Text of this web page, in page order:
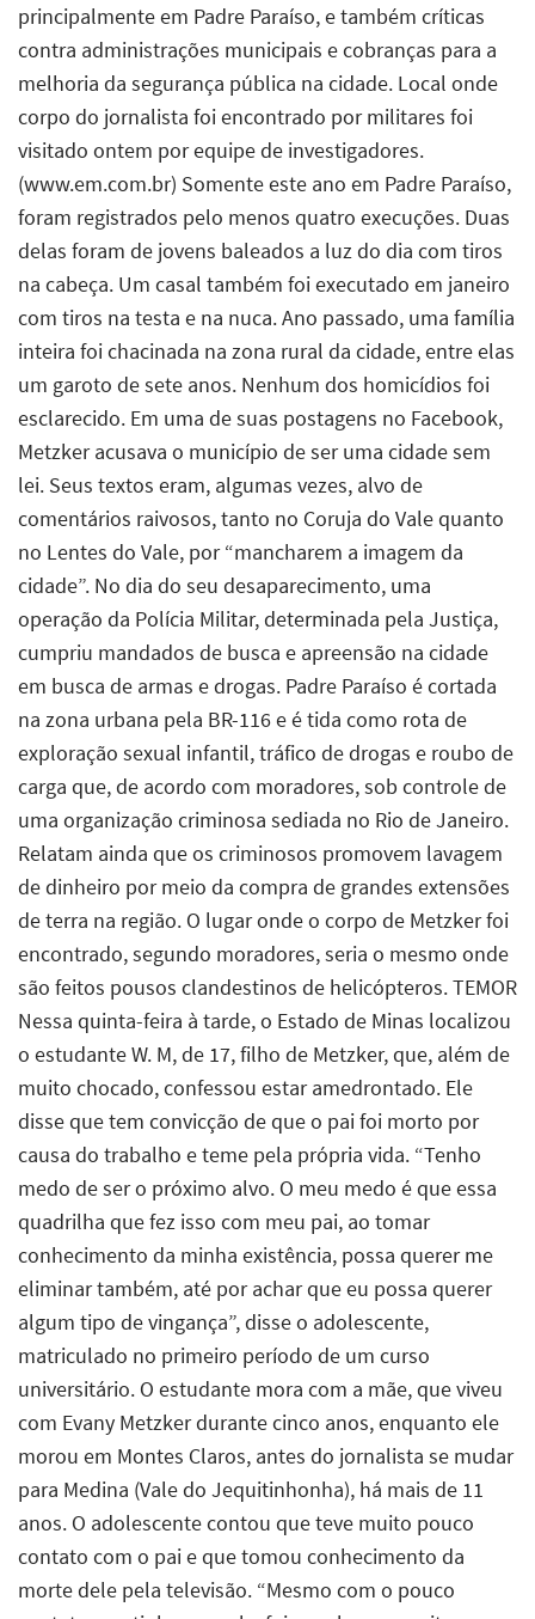
principalmente em Padre Paraíso, e também críticas
contra administrações municipais e cobranças para a
melhoria da segurança pública na cidade. Local onde
corpo do jornalista foi encontrado por militares foi
visitado ontem por equipe de investigadores.
(www.em.com.br) Somente este ano em Padre Paraíso,
foram registrados pelo menos quatro execuções. Duas
delas foram de jovens baleados a luz do dia com tiros
na cabeça. Um casal também foi executado em janeiro
com tiros na testa e na nuca. Ano passado, uma família
inteira foi chacinada na zona rural da cidade, entre elas
um garoto de sete anos. Nenhum dos homicídios foi
esclarecido. Em uma de suas postagens no Facebook,
Metzker acusava o município de ser uma cidade sem
lei. Seus textos eram, algumas vezes, alvo de
comentários raivosos, tanto no Coruja do Vale quanto
no Lentes do Vale, por “mancharem a imagem da
cidade”. No dia do seu desaparecimento, uma
operação da Polícia Militar, determinada pela Justiça,
cumpriu mandados de busca e apreensão na cidade
em busca de armas e drogas. Padre Paraíso é cortada
na zona urbana pela BR-116 e é tida como rota de
exploração sexual infantil, tráfico de drogas e roubo de
carga que, de acordo com moradores, sob controle de
uma organização criminosa sediada no Rio de Janeiro.
Relatam ainda que os criminosos promovem lavagem
de dinheiro por meio da compra de grandes extensões
de terra na região. O lugar onde o corpo de Metzker foi
encontrado, segundo moradores, seria o mesmo onde
são feitos pousos clandestinos de helicópteros. TEMOR
Nessa quinta-feira à tarde, o Estado de Minas localizou
o estudante W. M, de 17, filho de Metzker, que, além de
muito chocado, confessou estar amedrontado. Ele
disse que tem convicção de que o pai foi morto por
causa do trabalho e teme pela própria vida. “Tenho
medo de ser o próximo alvo. O meu medo é que essa
quadrilha que fez isso com meu pai, ao tomar
conhecimento da minha existência, possa querer me
eliminar também, até por achar que eu possa querer
algum tipo de vingança”, disse o adolescente,
matriculado no primeiro período de um curso
universitário. O estudante mora com a mãe, que viveu
com Evany Metzker durante cinco anos, enquanto ele
morou em Montes Claros, antes do jornalista se mudar
para Medina (Vale do Jequitinhonha), há mais de 11
anos. O adolescente contou que teve muito pouco
contato com o pai e que tomou conhecimento da
morte dele pela televisão. “Mesmo com o pouco